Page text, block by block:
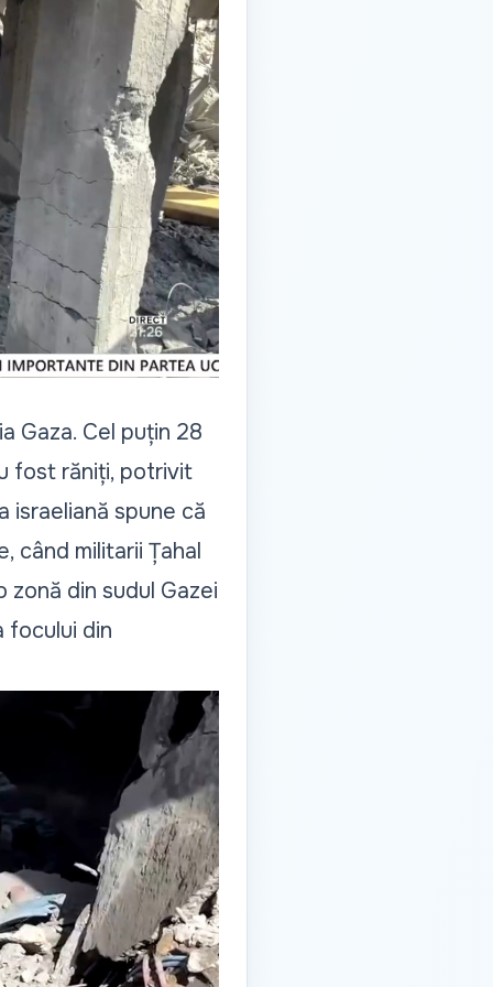
Gaza. Cel puțin 28
fost răniți, potrivit
israeliană spune că
când militarii Țahal
din sudul Gazei
focului din